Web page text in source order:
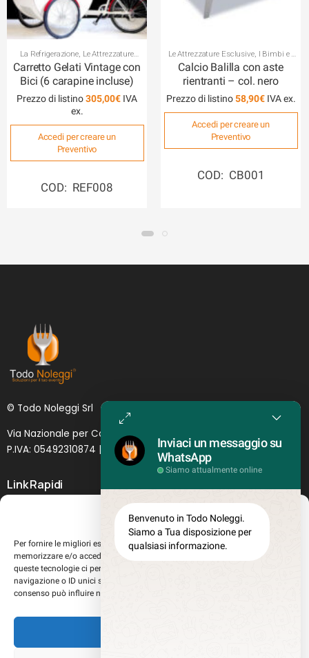
Gestisci Consenso
Per fornire le migliori esperienze, utilizziamo tecnologie come i cookie per
memorizzare e/o accedere alle informazioni del dispositivo. Il consenso a
queste tecnologie ci permetterà di elaborare dati come il comportamento di
navigazione o ID unici su questo sito. Non acconsentire o ritirare il
consenso può influire negativamente su alcune caratteristiche e funzioni.
La Refrigerazione, Le Attrezzature
Esclusive
Carretto Gelati Vintage con
Bici (6 carapine incluse)
Prezzo di listino305,00€
Accedi per creare un
Preventivo
COD: REF008
Le Attrezzature Esclusive, I Bimbi e i
Giochi
Calcio Balilla con aste
rientranti – col. nero
Prezzo di listino58,90€
Accedi per creare un
Preventivo
COD: CB001
© Todo Noleggi Srl
Via Nazionale per Catania, 6 | 95024 - Acireale (CT)
P.IVA: 05492310874 | SDI: MJ1 O YNU (Lettera )
Link Rapidi
Chi siamo
Perché sceglierci
Registrati al sito
Lavora con noi
Misure teglie Gastronorm
Inviaci un messaggio su
WhatsApp
Siamo attualmente online
Benvenuto in Todo Noleggi.
Siamo a Tua disposizione per
qualsiasi informazione.